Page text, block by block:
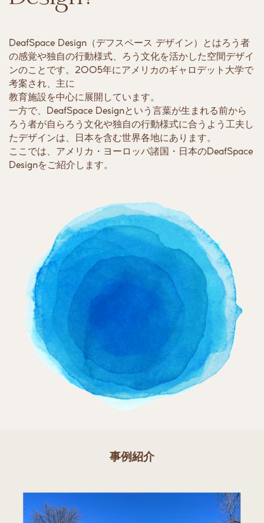
DeafSpace Design（デフスペース デザイン）とはろう者
の感覚​や独自の行動様式、ろう文化を活かした空間デザイ
ンのことで​す。2005年にアメリカのギャロデット大学で
考案され、主に
教育施設を中心に展開しています。
一方で、DeafSpace Designという言葉が生まれる前から
ろう者​が自らろう文化や独自の行動様式に合うよう工夫し
たデザイン​は、日本を含む世界各地にあります。
ここでは、アメリカ・ヨーロッパ諸国・日本のDeafSpace
​Designをご紹介します。
事例紹介